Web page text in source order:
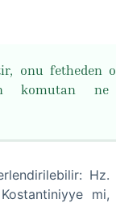
onu fetheden
komutan ne
Hz.
mi,